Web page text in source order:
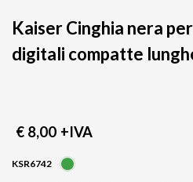
Kaiser Cinghia nera
digitali compatte
€ 8,00 +IVA
KSR6742